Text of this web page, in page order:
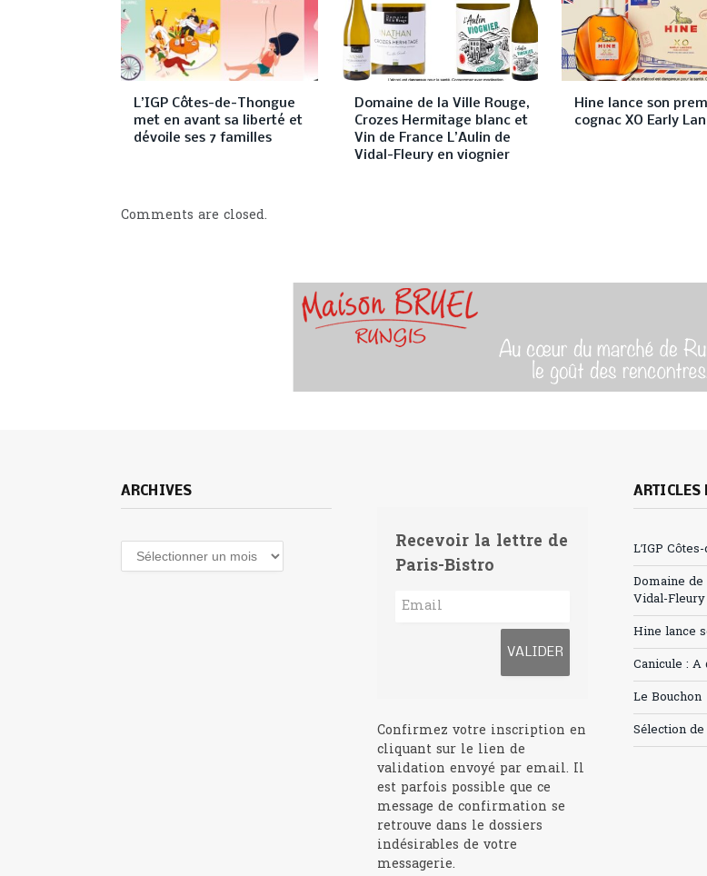
L’IGP Côtes-de-Thongue
met en avant sa liberté et
dévoile ses 7 familles
Domaine de la Ville Rouge,
Crozes Hermitage blanc et
Vin de France L’Aulin de
Vidal-Fleury en viognier
Hine lance son
cognac XO Early
Comments are closed.
ARCHIVES
Archives
Recevoir la lettre de
Paris-Bistro
Confirmez votre inscription en
cliquant sur le lien de
validation envoyé par email. Il
est parfois possible que ce
message de confirmation se
retrouve dans le dossiers
indésirables de votre
messagerie.
ARTICLES
L’IGP
Domaine
Vidal-
Hine lance
Canicule : A
Le Bouchon
Sélection